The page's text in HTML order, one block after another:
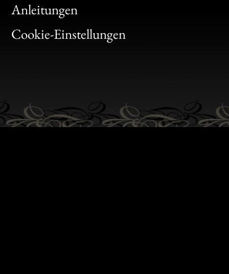
Anleitungen
Cookie-Einstellungen